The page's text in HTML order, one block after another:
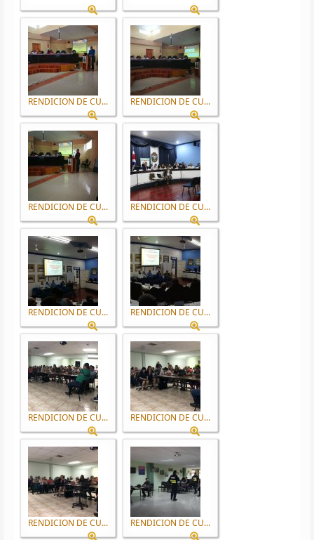
RENDICION DE CU... RENDICION DE CU...
RENDICION DE CU... RENDICION DE CU...
RENDICION DE CU... RENDICION DE CU...
RENDICION DE CU... RENDICION DE CU...
RENDICION DE CU... RENDICION DE CU...